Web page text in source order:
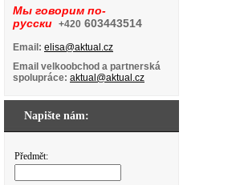
Мы говорим по-
русски +420 603443514
Email: elisa@aktual.cz
Email velkoobchod a partnerská
spolupráce: aktual@aktual.cz
Napište nám:
Předmět: